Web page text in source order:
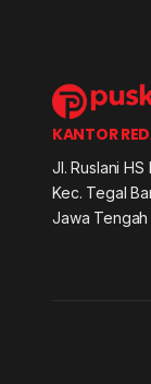
KANTOR
Jl. Ruslani
Kec. Tegal
Jawa Tengah